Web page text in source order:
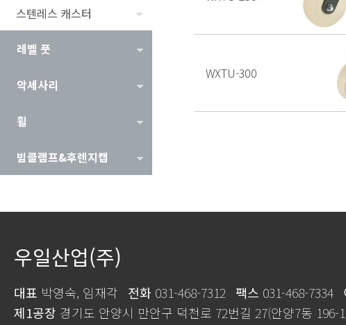
스텐레스 캐스터
레벨 풋
악세사리
휠
빔클램프&후렌지캡
WXTU-300
우일산업(주)
대표 박영숙, 임재각 전화 031-468-7312 팩스 031-468-7334
제1공장 경기도 안양시 만안구 덕천로 72번길 27(안양7동 196-